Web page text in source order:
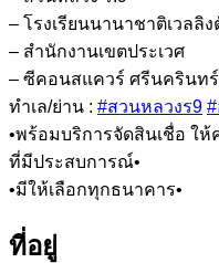
– โรงเรียนนานาชาติเวลลิ
– สำนักงานเขตประเวศ
– ซีคอนสแควร์ ศรีนครินทร์
ทำเล/ย่าน : #สวนหลวงร9
•พร้อมบริการจัดสินเชื่อ ใ
ที่มีประสบการณ์•
•มีให้เลือกทุกธนาคาร•
ที่อยู่